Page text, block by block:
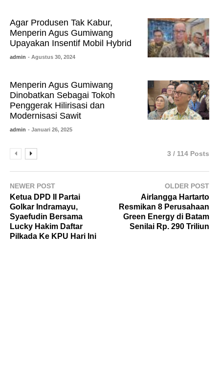
Agar Produsen Tak Kabur,
Menperin Agus Gumiwang
Upayakan Insentif Mobil Hybrid
admin - Agustus 30, 2024
Menperin Agus Gumiwang
Dinobatkan Sebagai Tokoh
Penggerak Hilirisasi dan
Modernisasi Sawit
admin - Januari 26, 2025
3 / 114 Posts
NEWER POST
Ketua DPD II Partai
Golkar Indramayu,
Syaefudin Bersama
Lucky Hakim Daftar
Pilkada Ke KPU Hari Ini
OLDER POST
Airlangga Hartarto
Resmikan 8 Perusahaan
Green Energy di Batam
Senilai Rp. 290 Triliun